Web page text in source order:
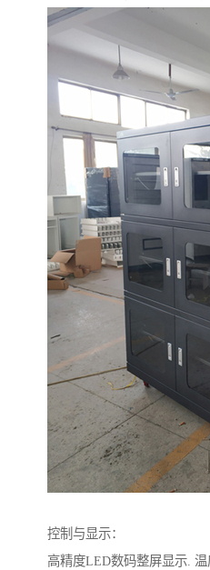
控制与显示：
高精度LED数码整屏显示.